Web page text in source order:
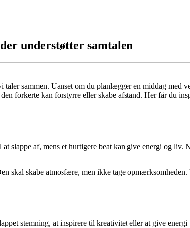
understøtter samtalen
sammen. Uanset om du planlægger en middag med
forkerte kan forstyrre eller skabe afstand. Her får du
af, mens et hurtigere beat kan give energi og liv.
skal skabe atmosfære, men ikke tage
stemning, at inspirere til kreativitet eller at give energi